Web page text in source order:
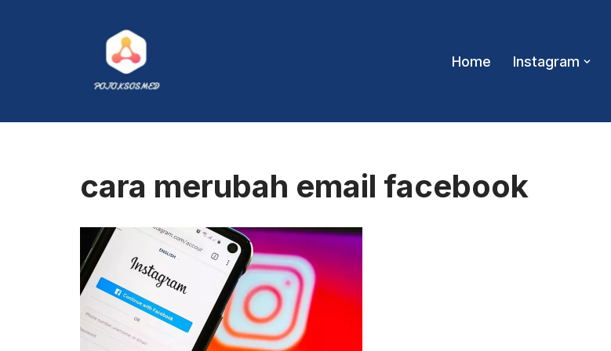
Home Instagram
cara merubah email facebook